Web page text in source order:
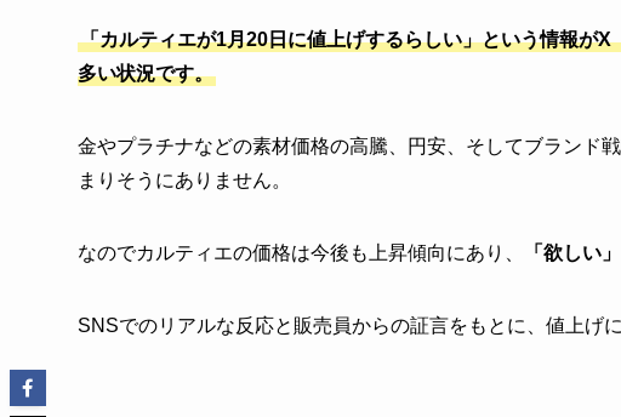
「カルティエが1月20日に値上げするらしい」という情報が
多い状況です。
金やプラチナなどの素材価格の高騰、円安、そしてブランド
まりそうにありません。
なのでカルティエの価格は今後も上昇傾向にあり、 「欲しい
SNSでのリアルな反応と販売員からの証言をもとに、値上げ